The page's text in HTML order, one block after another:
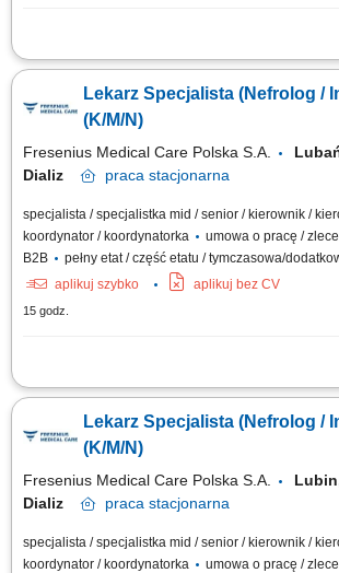
Opis stanowiska: Kompleksowa opieka nad
schyłkową niewydolność nerek, aż po
narządowych; Nadzorowanie indywidualnych planów
Lekarz Specjalista (Nefrolog /
(K/M/N)
Fresenius Medical Care Polska S.A.
Dializ
praca stacjonarna
specjalista / specjalistka mid / senior / kierownik /
koordynator / koordynatorka
umowa o pracę /
B2B
pełny etat / część etatu / tymczasowa/
aplikuj szybko
aplikuj bez CV
15 godz.
Do Twoich obowiązków będzie należeć:
zdrowotnych u pacjentów dializowanych.
diagnostycznych, a w szczególności planowanie
Lekarz Specjalista (Nefrolog /
(K/M/N)
Fresenius Medical Care Polska S.A.
Dializ
praca stacjonarna
specjalista / specjalistka mid / senior / kierownik /
koordynator / koordynatorka
umowa o pracę /